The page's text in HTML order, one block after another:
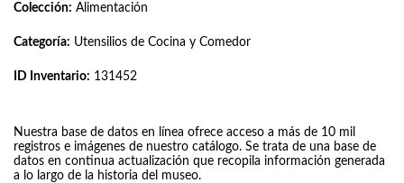
Colección: Alimentación
Categoría: Utensilios de Cocina y Comedor
ID Inventario: 131452
Nuestra base de datos en línea ofrece acceso a más de 10 mil
registros e imágenes de nuestro catálogo. Se trata de una base de
datos en continua actualización que recopila información generada
a lo largo de la historia del museo.